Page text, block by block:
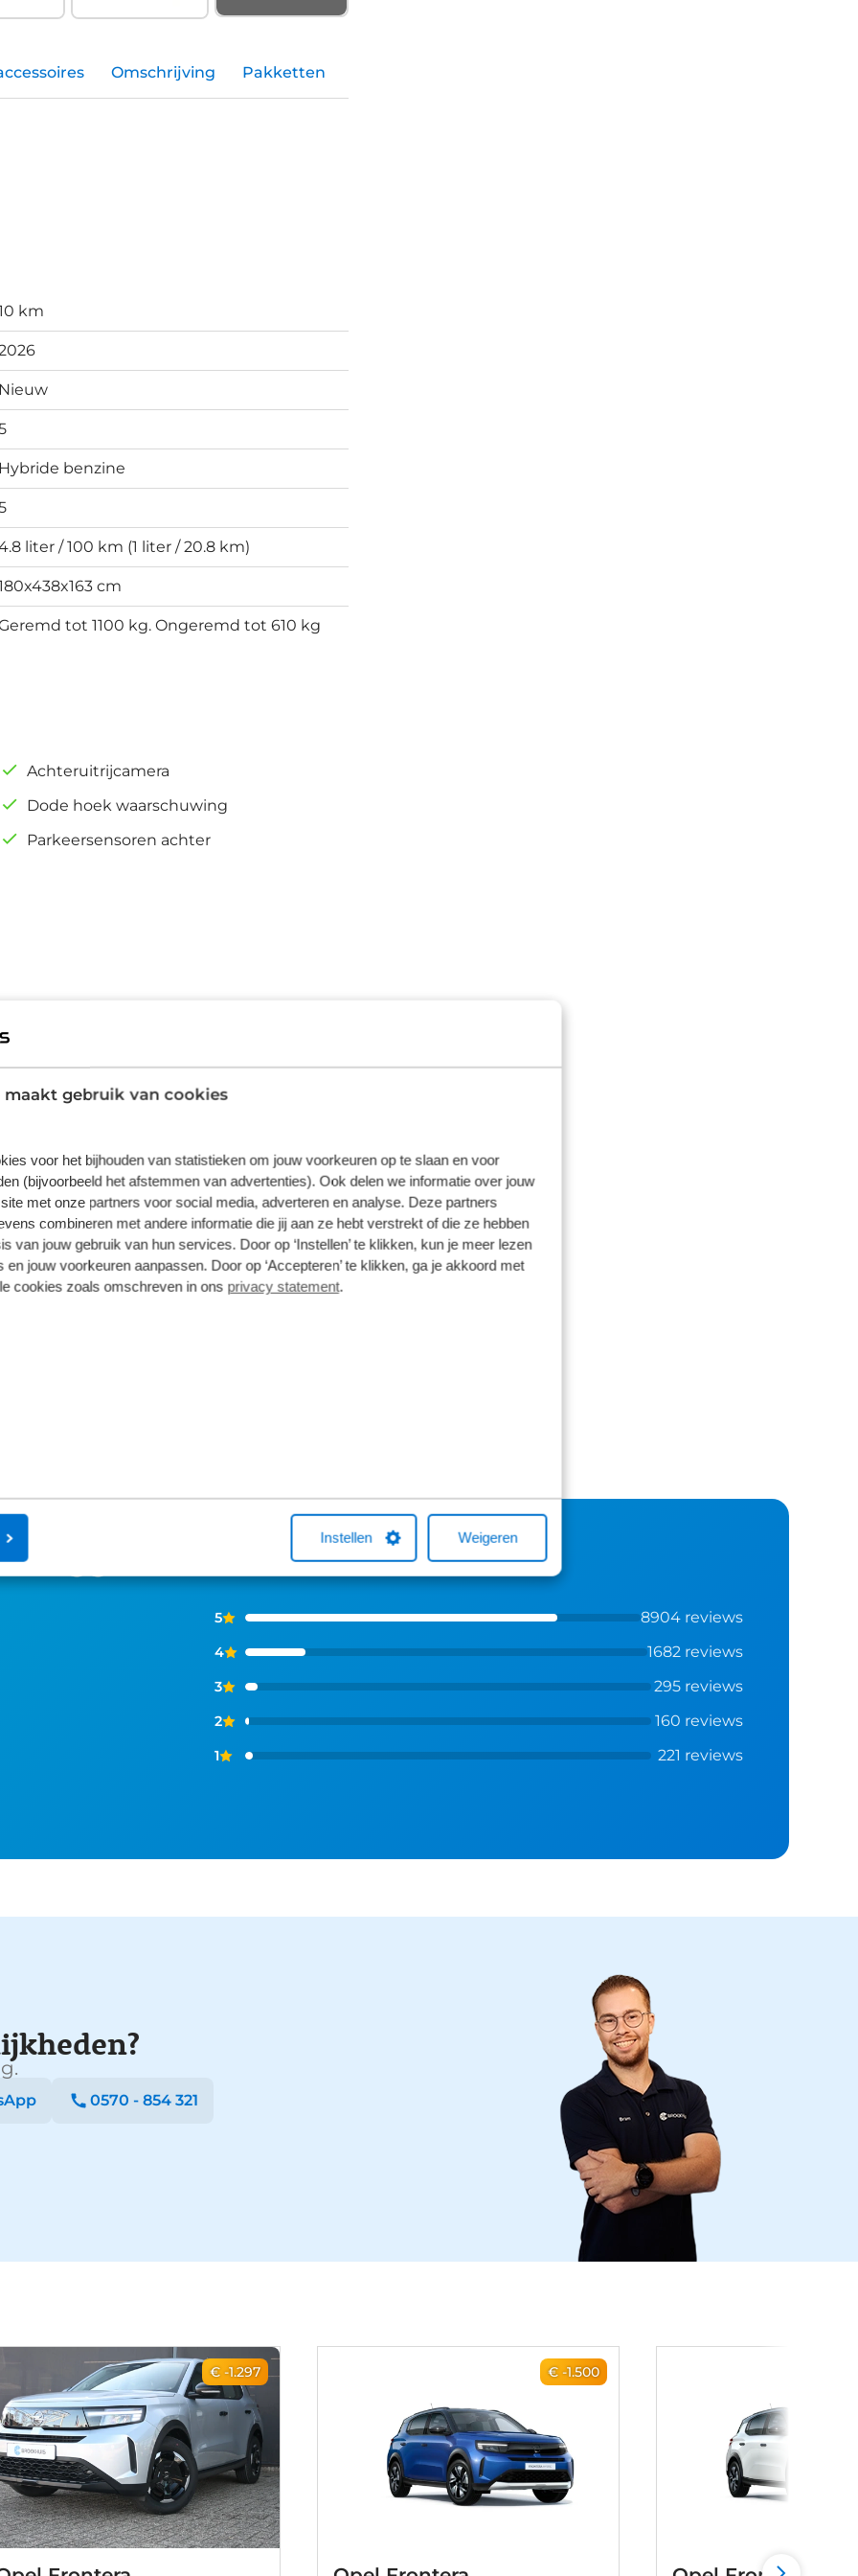
maakt gebruik van cookies
voor het bijhouden van statistieken om jouw voorkeuren op te slaan en voor
(bijvoorbeeld het afstemmen van advertenties). Ook delen we informatie over jouw
met onze partners voor social media, adverteren en analyse. Deze partners
combineren met andere informatie die jij aan ze hebt verstrekt of die ze hebben
van jouw gebruik van hun services. Door op ‘Instellen’ te klikken, kun je meer lezen
jouw voorkeuren aanpassen. Door op ‘Accepteren’ te klikken, ga je akkoord met
cookies zoals omschreven in ons privacy statement.
Instellen Weigeren
Omschrijving Pakketten
km
Nieuw
Hybride benzine
liter / 100 km (1 liter / 20.8 km)
cm
tot 1100 kg. Ongeremd tot 610 kg
Achteruitrijcamera
Dode hoek waarschuwing
Parkeersensoren achter
gaat Opel al jaren voor. Oftewel 'De
een nieuwe auto, hij is nu direct
én een elektromotor.
zuinig in het verbruik. Verder is de Opel
donker getint glas achter, in delen
Driver Assistence Systems fungeren als
de gaten en grijpen in wanneer dat nodig is.
Onze verkoopadviseurs staan klaar
uit welke financieringsvormen we erbij
zeggen
5 8904 reviews
4 1682 reviews
3 295 reviews
2 160 reviews
1 221 reviews
0570 - 854 321
€ -1.297 € -1.500